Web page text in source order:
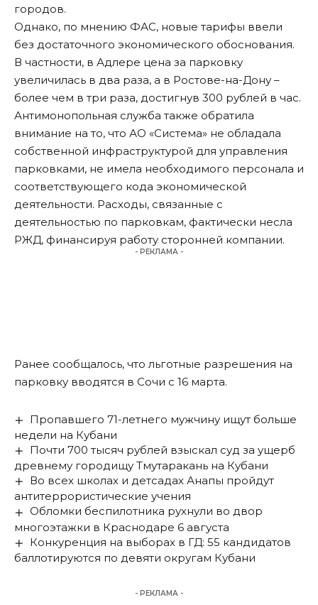
городов.
Однако, по мнению ФАС, новые тарифы ввели
без достаточного экономического обоснования.
В частности, в Адлере цена за парковку
увеличилась в два раза, а в Ростове-на-Дону –
более чем в три раза, достигнув 300 рублей в час.
Антимонопольная служба также обратила
внимание на то, что АО «Система» не обладала
собственной инфраструктурой для управления
парковками, не имела необходимого персонала и
соответствующего кода экономической
деятельности. Расходы, связанные с
деятельностью по парковкам, фактически несла
РЖД, финансируя работу сторонней компании.
- РЕКЛАМА -
Ранее сообщалось, что льготные разрешения на
парковку вводятся в Сочи с 16 марта.
Пропавшего 71-летнего мужчину ищут больше
недели на Кубани
Почти 700 тысяч рублей взыскал суд за ущерб
древнему городищу Тмутаракань на Кубани
Во всех школах и детсадах Анапы пройдут
антитеррористические учения
Обломки беспилотника рухнули во двор
многоэтажки в Краснодаре 6 августа
Конкуренция на выборах в ГД: 55 кандидатов
баллотируются по девяти округам Кубани
- РЕКЛАМА -